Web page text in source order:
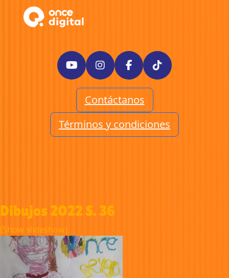
Contáctanos
Términos y condiciones
Dibujos 2022 S. 36
[Show slideshow]